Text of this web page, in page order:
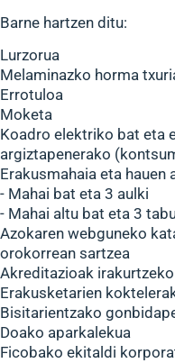
Barne hartzen ditu:
Lurzorua
Melaminazko horma
Errotuloa
Moketa
Koadro elektriko bat eta
argiztapenerako
Erakusmahaia eta hauen
- Mahai bat eta 3 aulki
- Mahai altu bat eta 3
Azokaren webguneko
orokorrean sartzea
Akreditazioak
Erakusketarien
Bisitarientzako
Doako aparkalekua
Ficobako ekitaldi